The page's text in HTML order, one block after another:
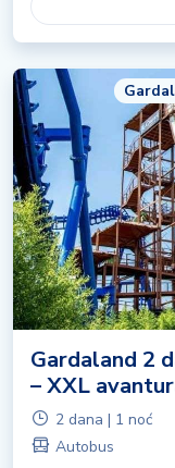
Gardaland 2
– XXL
2 dana | 1 noć
Autobus